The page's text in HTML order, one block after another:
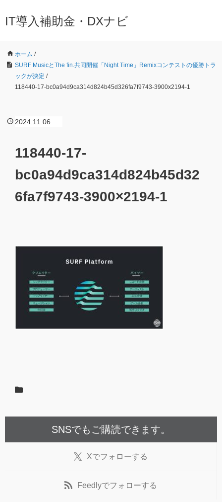
IT導入補助金・DXナビ
ホーム /
SURF MusicとThe fin.共同開催「Night Time」Remixコンテストの優勝トラ
ックが決定 /
118440-17-bc0a94d9ca314d824b45d326fa7f9743-3900x2194-1
2024.11.06
118440-17-
bc0a94d9ca314d824b45d32
6fa7f9743-3900×2194-1
SNSでもご購読できます。
Xでフォローする
Feedlyでフォローする